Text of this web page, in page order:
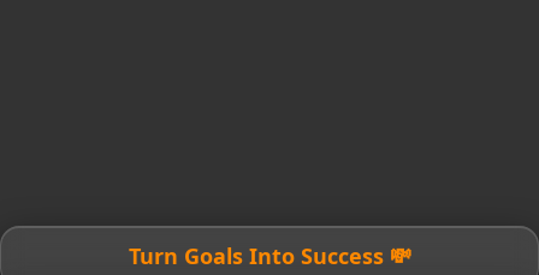
💸 Turn Goals Into Success